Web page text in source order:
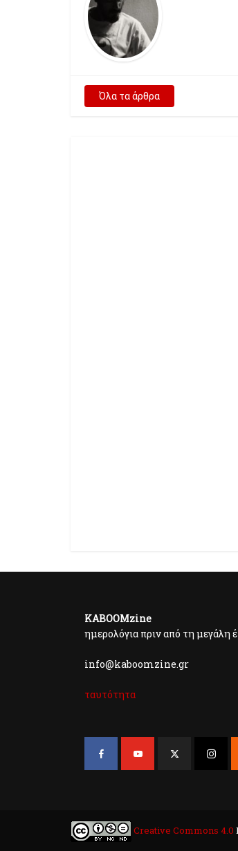
Όλα τα άρθρα
KABOOMzine
ημερολόγια πριν από τη μεγάλη
info@kaboomzine.gr
ταυτότητα
Creative Commons 4.0